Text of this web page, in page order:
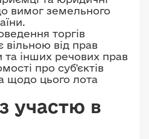
вимог земельного
торгів
вільною від прав
інших речових прав
про суб'єктів
щодо цього лота
участю в